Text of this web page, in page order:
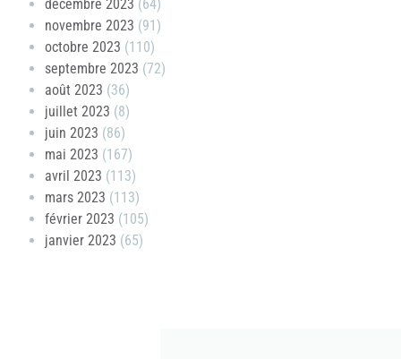
décembre 2023 (64)
novembre 2023 (91)
octobre 2023 (110)
septembre 2023 (72)
août 2023 (36)
juillet 2023 (8)
juin 2023 (86)
mai 2023 (167)
avril 2023 (113)
mars 2023 (113)
février 2023 (105)
janvier 2023 (65)